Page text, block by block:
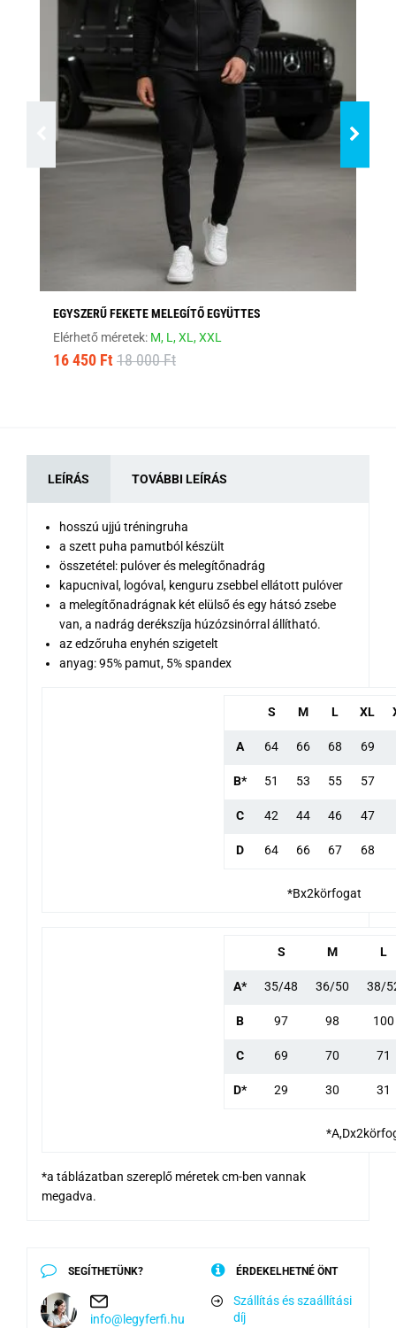
EGYSZERŰ FEKETE MELEGÍTŐ EGYÜTTES
Elérhető méretek: M, L,XL,XXL
16 450 Ft 18 000 Ft
LEÍRÁS TOVÁBBI LEÍRÁS
hosszú ujjú tréningruha
a szett puha pamutból készült
összetétel: pulóver és melegítőnadrág
kapucnival, logóval, kenguru zsebbel ellátott pulóver
a melegítőnadrágnak két elülső és egy hátsó zsebe
van, a nadrág derékszíja húzózsinórral állítható.
az edzőruha enyhén szigetelt
anyag: 95% pamut, 5% spandex
S M L XL
A 64 66 68 69
B* 51 53 55 57
C 42 44 46 47
D 64 66 67 68
*Bx2körfogat
S M L
A* 35/48 36/50 38/
B 97 98 100
C 69 70 71
D* 29 30 31
*a táblázatban szereplő méretek cm-ben vannak
megadva.
SEGÍTHETÜNK?
info@legyferfi.hu
ÉRDEKELHETNÉ ÖNT
Szállítás és szaállítási
díj